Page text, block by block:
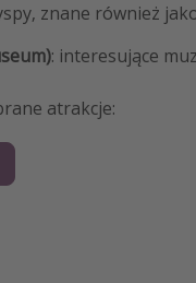
znane również
: interesujące
atrakcje: